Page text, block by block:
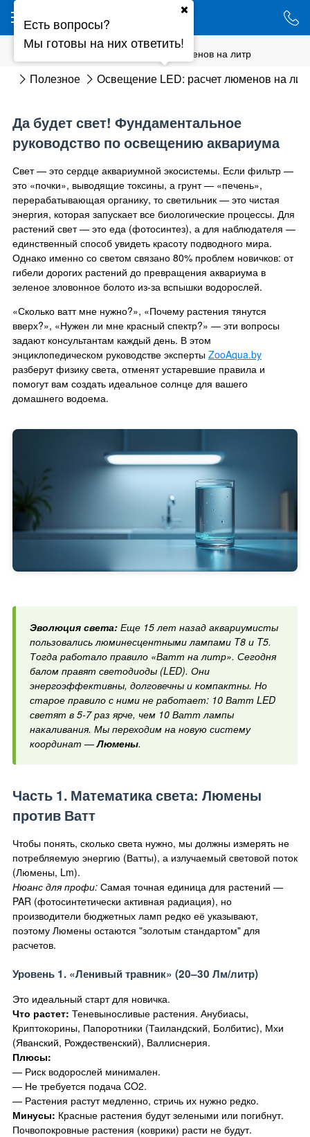
Освещение LED: расчет люменов на литр
Полезное Освещение LED: расчет люменов на
Да будет свет! Фундаментальное
руководство по освещению аквариума
Свет — это сердце аквариумной экосистемы. Если фильтр —
это «почки», выводящие токсины, а грунт — «печень»,
перерабатывающая органику, то светильник — это чистая
энергия, которая запускает все биологические процессы. Для
растений свет — это еда (фотосинтез), а для наблюдателя —
единственный способ увидеть красоту подводного мира.
Однако именно со светом связано 80% проблем новичков: от
гибели дорогих растений до превращения аквариума в
зеленое зловонное болото из-за вспышки водорослей.
«Сколько ватт мне нужно?», «Почему растения тянутся
вверх?», «Нужен ли мне красный спектр?» — эти вопросы
задают консультантам каждый день. В этом
энциклопедическом руководстве эксперты ZooAqua.by
разберут физику света, отменят устаревшие правила и
помогут вам создать идеальное солнце для вашего
домашнего водоема.
Эволюция света: Еще 15 лет назад аквариумисты
пользовались люминесцентными лампами T8 и T5.
Тогда работало правило «Ватт на литр». Сегодня
балом правят светодиоды (LED). Они
энергоэффективны, долговечны и компактны. Но
старое правило с ними не работает: 10 Ватт LED
светят в 5-7 раз ярче, чем 10 Ватт лампы
накаливания. Мы переходим на новую систему
координат —Люмены.
Часть 1. Математика света: Люмены
против Ватт
Чтобы понять, сколько света нужно, мы должны измерять не
потребляемую энергию (Ватты), а излучаемый световой поток
(Люмены, Lm).
Нюанс для профи: Самая точная единица для растений —
PAR (фотосинтетически активная радиация), но
производители бюджетных ламп редко её указывают,
поэтому Люмены остаются "золотым стандартом" для
расчетов.
Уровень 1. «Ленивый травник» (20–30 Лм/литр)
Это идеальный старт для новичка.
Что растет: Теневыносливые растения. Анубиасы,
Криптокорины, Папоротники (Таиландский, Болбитис), Мхи
(Яванский, Рождественский), Валлиснерия.
Плюсы:
— Риск водорослей минимален.
— Не требуется подача CO2.
— Растения растут медленно, стричь их нужно редко.
Минусы: Красные растения будут зелеными или погибнут.
Почвопокровные растения (коврики) расти не будут.
Есть вопросы?
Мы готовы на них ответить!
Ваш город - Минск,
угадали?
ДА НЕТ